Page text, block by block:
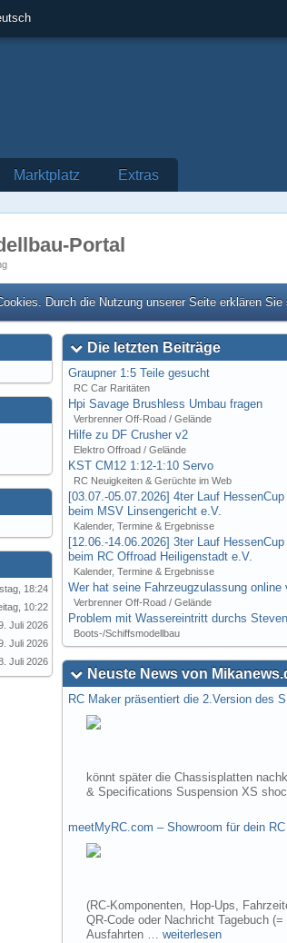
Marktplatz Extras
Portal
Durch die Nutzung unserer Seite erklären
18:24
10:22
Juli 2026
Juli 2026
Juli 2026
Die letzten Beiträge
Graupner 1:5 Teile gesucht
RC Car Raritäten
Hpi Savage Brushless Umbau fragen
Verbrenner Off-Road / Gelände
Hilfe zu DF Crusher v2
Elektro Offroad / Gelände
KST CM12 1:12-1:10 Servo
RC Neuigkeiten & Gerüchte im Web
[03.07.-05.07.2026] 4ter Lauf
beim MSV Linsengericht e.V.
Kalender, Termine & Ergebnisse
[12.06.-14.06.2026] 3ter Lauf
beim RC Offroad Heiligenstadt e.V.
Kalender, Termine & Ergebnisse
Wer hat seine Fahrzeugzulassung online
Verbrenner Off-Road / Gelände
Problem mit Wassereintritt durchs
Boots-/Schiffsmodellbau
Neuste News von
RC Maker präsentiert die 2.Version des
könnt später die Chassisplatten
& Specifications Suspension XS
meetMyRC.com – Showroom für dein RC
(RC-Komponenten, Hop-Ups,
QR-Code oder Nachricht Tagebuch
Ausfahrten …weiterlesen